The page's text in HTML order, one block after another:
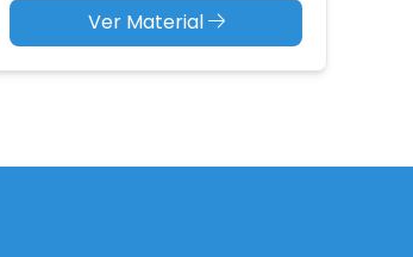
Ver Material